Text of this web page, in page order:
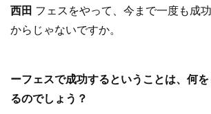
西田 フェスをやって、今まで一度も成
からじゃないですか。
ーフェスで成功するということは、何
るのでしょう？